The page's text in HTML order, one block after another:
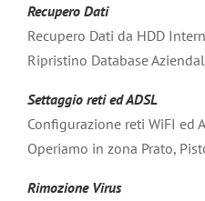
Recupero Dati
Recupero Dati da HDD
Ripristino Database
Settaggio reti ed ADSL
Configurazione reti WiFI ed
Operiamo in zona Prato,
Rimozione Virus